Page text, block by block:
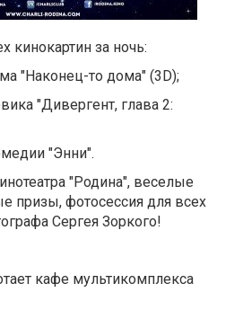
кинокартин за ночь:
"Наконец-то дома" (3D);
"Дивергент, глава 2:
"Энни".
"Родина", веселые
призы, фотосессия для всех
Сергея Зоркого!
кафе мультикомплекса